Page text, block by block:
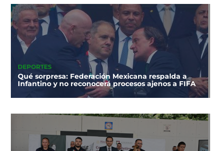
DEPORTES
Qué sorpresa: Federación Mexicana respalda a
Infantino y no reconocerá procesos ajenos a FIFA